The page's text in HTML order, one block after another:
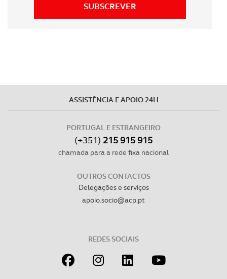
SUBSCREVER
ASSISTÊNCIA E APOIO 24H
PORTUGAL E ESTRANGEIRO
(+351) 215 915 915
chamada para a rede fixa nacional
OUTROS CONTACTOS
Delegações e serviços
apoio.socio@acp.pt
REDES SOCIAIS